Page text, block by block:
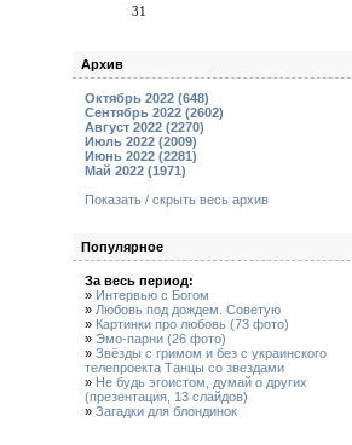
31
Архив
Октябрь 2022 (648)
Сентябрь 2022 (2602)
Август 2022 (2270)
Июль 2022 (2009)
Июнь 2022 (2281)
Май 2022 (1971)
Показать / скрыть весь архив
Популярное
За весь период:
» Интервью с Богом
» Любовь под дождем. Советую
» Картинки про любовь (73 фото)
» Эмо-парни (26 фото)
» Звёзды с гримом и без с украинского
телепроекта Танцы со звездами
» Не будь эгоистом, думай о других
(презентация, 13 слайдов)
» Загадки для блондинок